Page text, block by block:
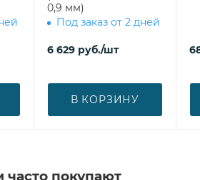
0,9 мм)
Под заказ от 2 дней
6 629 руб./шт
В КОРЗИНУ
часто покупают